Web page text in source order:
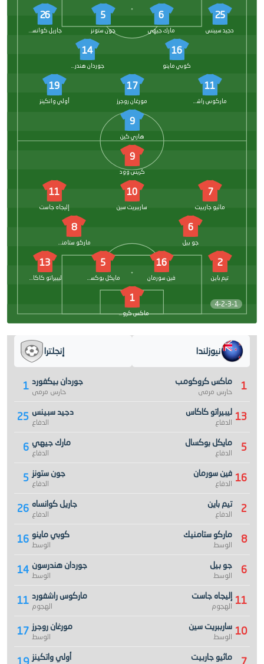
25
دجيد سبينس
6
مارك جيهي
5
جون ستونز
26
جاريل كوانساه
16
كوبي ماينو
14
جوردان هندرسون
11
ماركوس راشفورد
17
مورغان روجرز
19
أولي واتكينز
9
هاري كين
4-2-3-1
9
كريس وود
7
ماثيو جاربيت
10
سارببريت سين
11
إليجاه جاست
6
جو بيل
8
ماركو ستامنيك
2
تيم باين
16
فين سورمان
5
مايكل بوكسال
13
ليبيراتو كاكاس
1
ماكس كروكومب
إنجلترا
1 جوردان بيكفورد
حارس مرمى
25 دجيد سبينس
الدفاع
6 مارك جيهي
الدفاع
5 جون ستونز
الدفاع
26 جاريل كوانساه
الدفاع
16 كوبي ماينو
الوسط
14 جوردان هندرسون
الوسط
11 ماركوس راشفورد
الهجوم
17 مورغان روجرز
الوسط
أولي واتكينز
نيوزلندا
1 ماكس كروكومب
حارس مرمى
13 ليبيراتو كاكاس
الدفاع
5 مايكل بوكسال
الدفاع
16 فين سورمان
الدفاع
2 تيم باين
الدفاع
8 ماركو ستامنيك
الوسط
6 جو بيل
الوسط
11 إليجاه جاست
الهجوم
10 سارببريت سين
الوسط
ماثيو جاربيت